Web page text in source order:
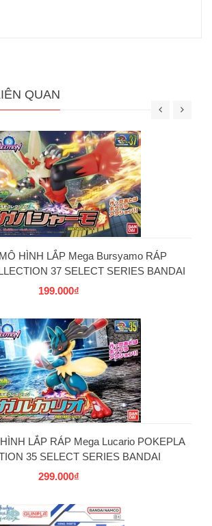
QUAN
HÌNH LẮP Mega Bursyamo RÁP
37 SELECT SERIES BANDAI
199.000₫
LẮP RÁP Mega Lucario POKEPLA
35 SELECT SERIES BANDAI
299.000₫